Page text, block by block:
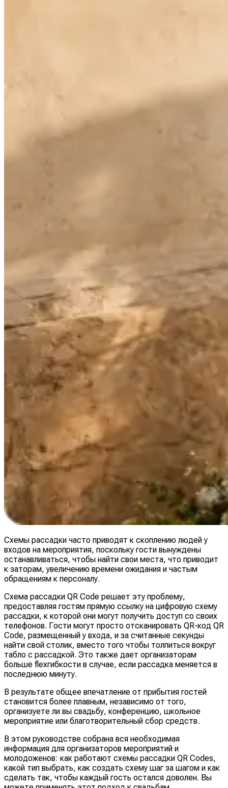
Схемы рассадки часто приводят к скоплению людей у
входов на мероприятия, поскольку гости вынуждены
останавливаться, чтобы найти свои места, что приводит
к заторам, увеличению времени ожидания и частым
обращениям к персоналу.
Схема рассадки QR Code решает эту проблему,
предоставляя гостям прямую ссылку на цифровую схему
рассадки, к которой они могут получить доступ со своих
телефонов. Гости могут просто отсканировать QR-код QR
Code, размещенный у входа, и за считанные секунды
найти свой столик, вместо того чтобы толпиться вокруг
табло с рассадкой. Это также дает организаторам
больше flexгибкости в случае, если рассадка меняется в
последнюю минуту.
В результате общее впечатление от прибытия гостей
становится более плавным, независимо от того,
организуете ли вы свадьбу, конференцию, школьное
мероприятие или благотворительный сбор средств.
В этом руководстве собрана вся необходимая
информация для организаторов мероприятий и
молодоженов: как работают схемы рассадки QR Codes,
какой тип выбрать, как создать схему шаг за шагом и как
сделать так, чтобы каждый гость остался доволен. Вы